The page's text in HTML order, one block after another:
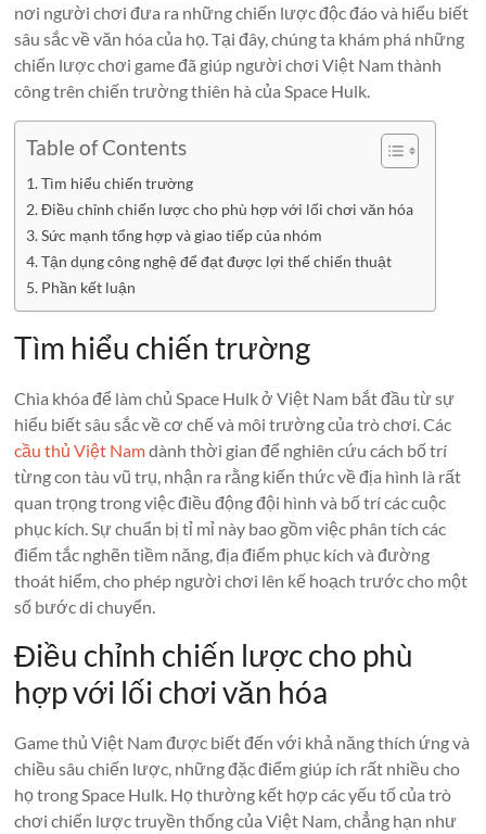
nơi người chơi đưa ra những chiến lược độc đáo và hiểu biết
sâu sắc về văn hóa của họ. Tại đây, chúng ta khám phá những
chiến lược chơi game đã giúp người chơi Việt Nam thành
công trên chiến trường thiên hà của Space Hulk.
Table of Contents
Tìm hiểu chiến trường
Điều chỉnh chiến lược cho phù hợp với lối chơi văn hóa
Sức mạnh tổng hợp và giao tiếp của nhóm
Tận dụng công nghệ để đạt được lợi thế chiến thuật
Phần kết luận
Tìm hiểu chiến trường
Chìa khóa để làm chủ Space Hulk ở Việt Nam bắt đầu từ sự
hiểu biết sâu sắc về cơ chế và môi trường của trò chơi. Các
cầu thủ Việt Namdành thời gian để nghiên cứu cách bố trí
từng con tàu vũ trụ, nhận ra rằng kiến thức về địa hình là rất
quan trọng trong việc điều động đội hình và bố trí các cuộc
phục kích. Sự chuẩn bị tỉ mỉ này bao gồm việc phân tích các
điểm tắc nghẽn tiềm năng, địa điểm phục kích và đường
thoát hiểm, cho phép người chơi lên kế hoạch trước cho một
số bước di chuyển.
Điều chỉnh chiến lược cho phù
hợp với lối chơi văn hóa
Game thủ Việt Nam được biết đến với khả năng thích ứng và
chiều sâu chiến lược, những đặc điểm giúp ích rất nhiều cho
họ trong Space Hulk. Họ thường kết hợp các yếu tố của trò
chơi chiến lược truyền thống của Việt Nam, chẳng hạn như